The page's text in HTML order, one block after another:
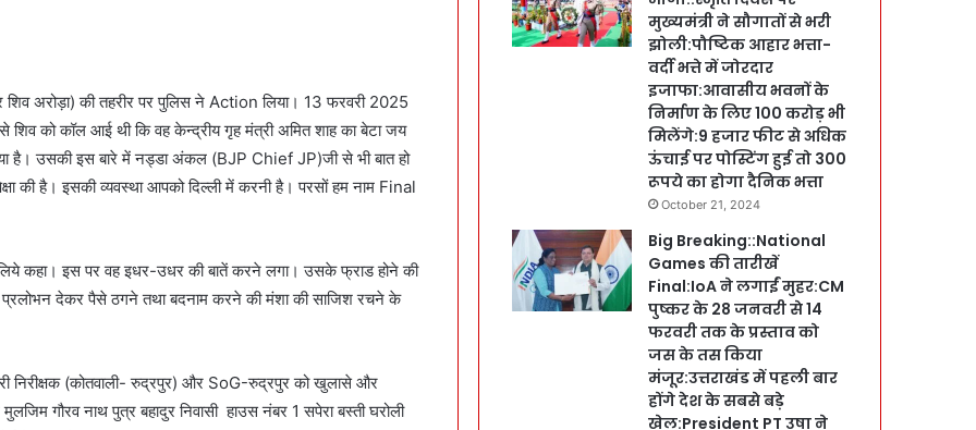
अरोड़ा) की तहरीर पर पुलिस ने Action लिया। 13 फरवरी 2025
कॉल आई थी कि वह केन्द्रीय गृह मंत्री अमित शाह का बेटा जय
है। उसकी इस बारे में नड्डा अंकल (BJP Chief JP)जी से भी बात हो
की है। इसकी व्यवस्था आपको दिल्ली में करनी है। परसों हम नाम Final
कहा। इस पर वह इधर-उधर की बातें करने लगा। उसके फ्राड होने की
प्रलोभन देकर पैसे ठगने तथा बदनाम करने की मंशा की साजिश रचने के
निरीक्षक (कोतवाली- रुद्रपुर) और SoG-रुद्रपुर को खुलासे और
गौरव नाथ पुत्र बहादुर निवासी हाउस नंबर 1 सपेरा बस्ती घरोली
मुख्यमंत्री ने सौगातों से भरी
झोली:पौष्टिक आहार भत्ता-
वर्दी भत्ते में जोरदार
इजाफा:आवासीय भवनों के
निर्माण के लिए 100 करोड़ भी
मिलेंगे:9 हजार फीट से अधिक
ऊंचाई पर पोस्टिंग हुई तो 300
रूपये का होगा दैनिक भत्ता
October 21, 2024
Big Breaking::National
Games की तारीखें
Final:IoA ने लगाईं मुहर:CM
पुष्कर के 28 जनवरी से 14
फरवरी तक के प्रस्ताव को
जस के तस किया
मंजूर:उत्तराखंड में पहली बार
होंगे देश के सबसे बड़े
खेल:President PT उषा ने